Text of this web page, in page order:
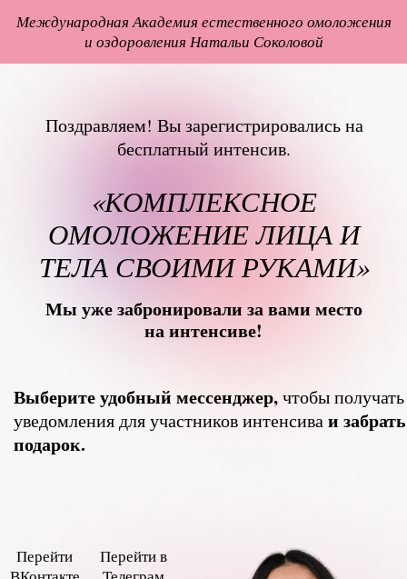
Международная Академия естественного омоложения
и оздоровления Натальи Соколовой
Выберите удобный мессенджер,
уведомления для участников интенсива
подарок.
Перейти
Перейти в
Телеграм
«КОМПЛЕКСНОЕ
ТЕЛА СВОИМИ РУКАМИ»
на интенсиве!